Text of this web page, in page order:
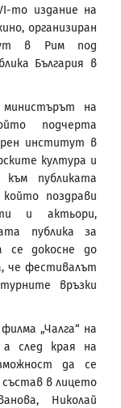
то издание на
организиран
в Рим под
България в
на
подчерта
институт в
култура и
публиката
поздрави
и актьори,
публика за
се докосне до
че фестивалът
връзки
„Чалга“ на
а след края на
да се
в лицето
Николай